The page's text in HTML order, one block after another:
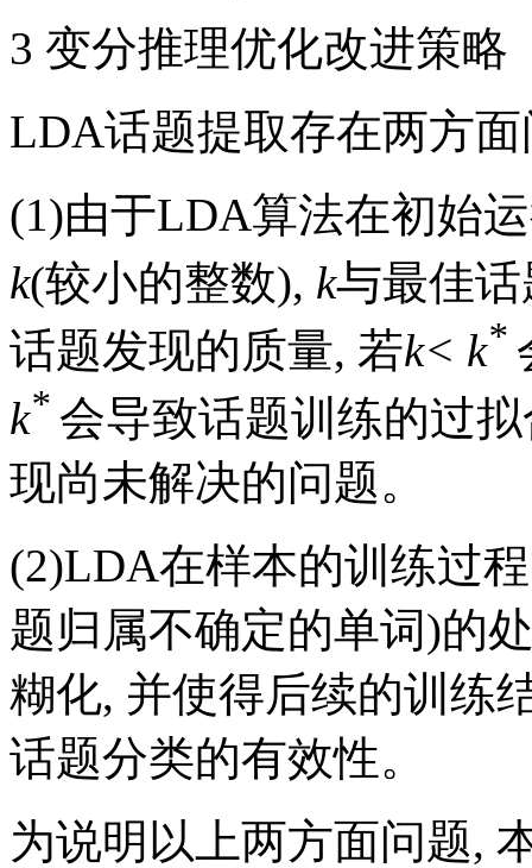
3 变分推理优化改进策略
LDA话题提取存在两方
(1)由于LDA算法在初始
k(较小的整数), k与最佳
话题发现的质量, 若k< k*
k* 会导致话题训练的过
现尚未解决的问题。
(2)LDA在样本的训练过
题归属不确定的单词)的
糊化, 并使得后续的训练
话题分类的有效性。
为说明以上两方面问题,